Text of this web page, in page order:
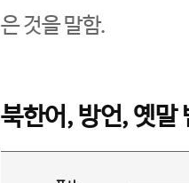
은 것을 말함.
북한어, 방언, 옛말